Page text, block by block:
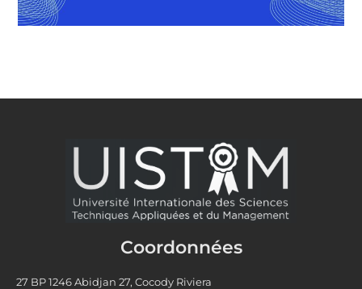
Coordonnées
27 BP 1246 Abidjan 27, Cocody Riviera